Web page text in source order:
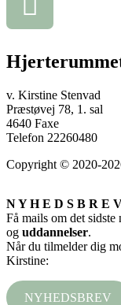
v. Kirstine Stenvad
Præstøvej 78, 1. sal
4640 Faxe
Telefon 22260480
Copyright © 2020-
N Y H E D S B R E
Få mails om det
og uddannelser.
Når du tilmelder dig
Kirstine:
NYHEDSBREV